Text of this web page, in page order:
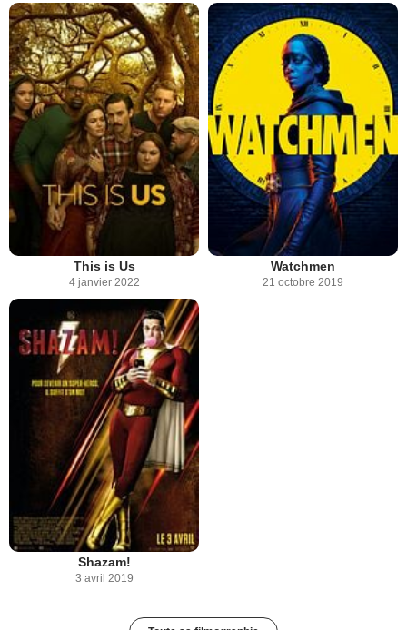
This is Us
4 janvier 2022
Watchmen
21 octobre 2019
Shazam!
3 avril 2019